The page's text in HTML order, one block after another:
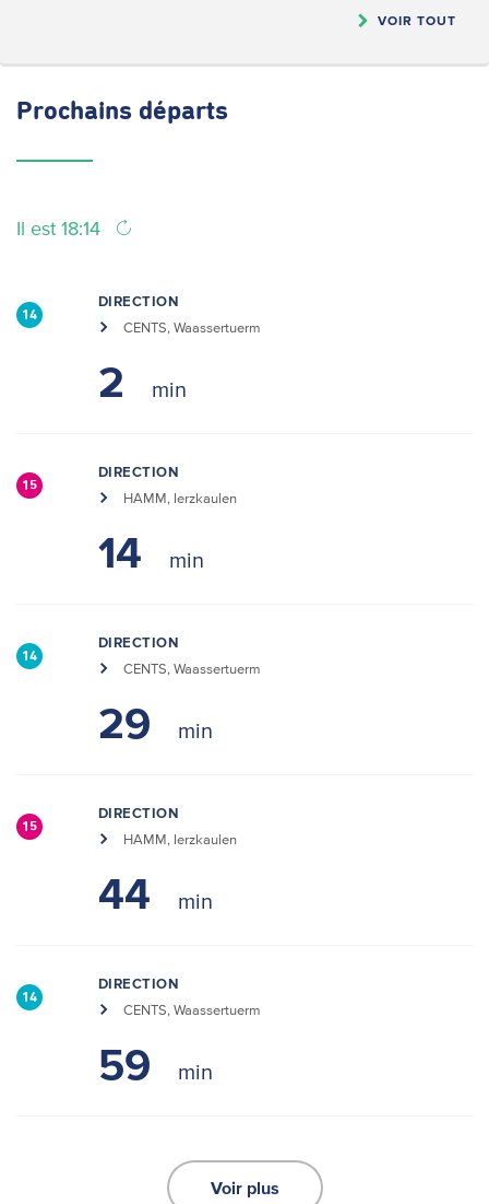
VOIR TOUT
Prochains départs
Il est 18:14
14
DIRECTION
CENTS, Waassertuerm
2
15
DIRECTION
HAMM, Ierzkaulen
14
14
DIRECTION
CENTS, Waassertuerm
29
15
DIRECTION
HAMM, Ierzkaulen
44
14
DIRECTION
CENTS, Waassertuerm
59
Voir plus